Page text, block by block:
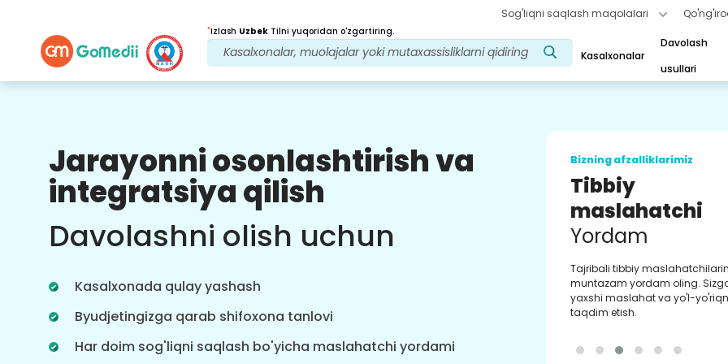
Sog'liqni saqlash maqolalari
*Izlash Uzbek Tilni yuqoridan o'zgartiring.
Kasalxonalar
Davolash
usullari
Jarayonni osonlashtirish va
integratsiya qilish
Davolashni olish uchun
Kasalxonada qulay yashash
Byudjetingizga qarab shifoxona tanlovi
Har doim sog'liqni saqlash bo'yicha maslahatchi yordami
Bizning afzalliklarimiz
Davolanishdan
keyingikuzatuv
parvarishi
muammolaringizni hal qilish uchun
24x7 tibbiy va bemorlarni qo'llab-
quvvatlang. Davolanish ehtiyojlaringiz
haqida muntazam yangilanishlar.
Bizning afzalliklarimiz
Tibbiy
maslahatchi
Yordam
Tajribali tibbiy
muntazam yordam oling.
yaxshi maslahat va yo'l-
taqdim etish.